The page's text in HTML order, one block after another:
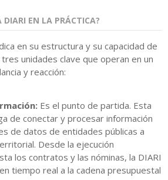
EN LA PRÁCTICA?
en su estructura y su capacidad de
unidades clave que operan en un
y reacción:
Es el punto de partida. Esta
de conectar y procesar información
de datos de entidades públicas a
Desde la ejecución
los contratos y las nóminas, la DIARI
tiempo real a la cadena presupuestal